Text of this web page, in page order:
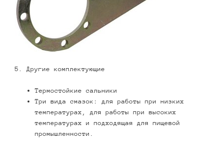
5. Другие комплектующие
Термостойкие сальники
Три вида смазок: для работы при низких
температурах, для работы при высоких
температурах и подходящая для пищевой
промышленности.